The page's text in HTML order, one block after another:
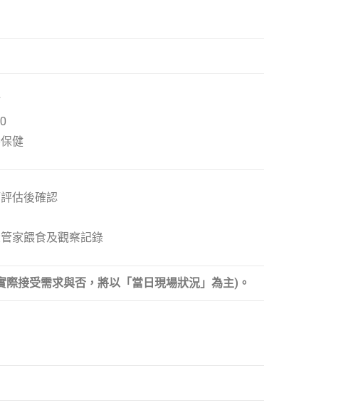
健
估後確認
家餵食及觀察記錄
接受需求與否，將以「當日現場狀況」為主)。